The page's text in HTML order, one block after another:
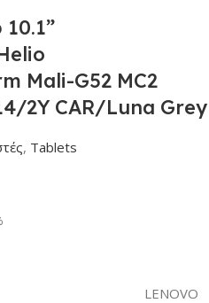
Mali-G52 MC2
2Y CAR/Luna Grey
, Tablets
LENOVO